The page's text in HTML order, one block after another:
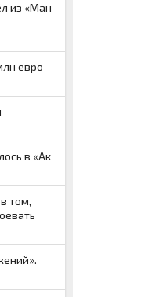
из «Ман
евро
в «Ак
том,